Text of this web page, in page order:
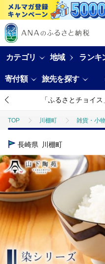
カテゴリ 地域 ランキ
寄付額 旅先を探す
「ふるさとチョイ
TOP 川棚町 雑貨・小物
TOP
長崎県 川棚町